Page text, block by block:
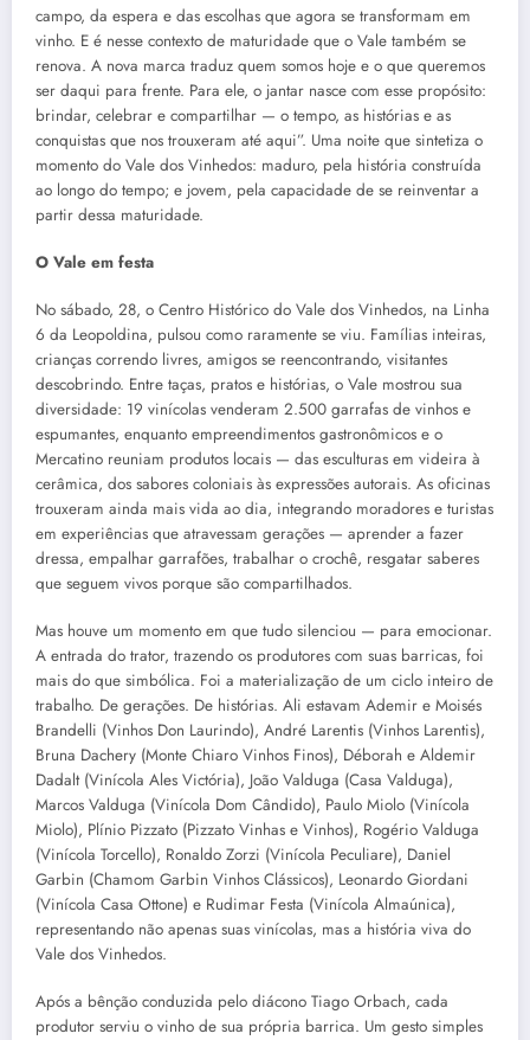
campo, da espera e das escolhas que agora se transformam em
vinho. E é nesse contexto de maturidade que o Vale também se
renova. A nova marca traduz quem somos hoje e o que queremos
ser daqui para frente. Para ele, o jantar nasce com esse propósito:
brindar, celebrar e compartilhar — o tempo, as histórias e as
conquistas que nos trouxeram até aqui”. Uma noite que sintetiza o
momento do Vale dos Vinhedos: maduro, pela história construída
ao longo do tempo; e jovem, pela capacidade de se reinventar a
partir dessa maturidade.
O Vale em festa
No sábado, 28, o Centro Histórico do Vale dos Vinhedos, na Linha
6 da Leopoldina, pulsou como raramente se viu. Famílias inteiras,
crianças correndo livres, amigos se reencontrando, visitantes
descobrindo. Entre taças, pratos e histórias, o Vale mostrou sua
diversidade: 19 vinícolas venderam 2.500 garrafas de vinhos e
espumantes, enquanto empreendimentos gastronômicos e o
Mercatino reuniam produtos locais — das esculturas em videira à
cerâmica, dos sabores coloniais às expressões autorais. As oficinas
trouxeram ainda mais vida ao dia, integrando moradores e turistas
em experiências que atravessam gerações — aprender a fazer
dressa, empalhar garrafões, trabalhar o crochê, resgatar saberes
que seguem vivos porque são compartilhados.
Mas houve um momento em que tudo silenciou — para emocionar.
A entrada do trator, trazendo os produtores com suas barricas, foi
mais do que simbólica. Foi a materialização de um ciclo inteiro de
trabalho. De gerações. De histórias. Ali estavam Ademir e Moisés
Brandelli (Vinhos Don Laurindo), André Larentis (Vinhos Larentis),
Bruna Dachery (Monte Chiaro Vinhos Finos), Déborah e Aldemir
Dadalt (Vinícola Ales Victória), João Valduga (Casa Valduga),
Marcos Valduga (Vinícola Dom Cândido), Paulo Miolo (Vinícola
Miolo), Plínio Pizzato (Pizzato Vinhas e Vinhos), Rogério Valduga
(Vinícola Torcello), Ronaldo Zorzi (Vinícola Peculiare), Daniel
Garbin (Chamom Garbin Vinhos Clássicos), Leonardo Giordani
(Vinícola Casa Ottone) e Rudimar Festa (Vinícola Almaúnica),
representando não apenas suas vinícolas, mas a história viva do
Vale dos Vinhedos.
Após a bênção conduzida pelo diácono Tiago Orbach, cada
produtor serviu o vinho de sua própria barrica. Um gesto simples